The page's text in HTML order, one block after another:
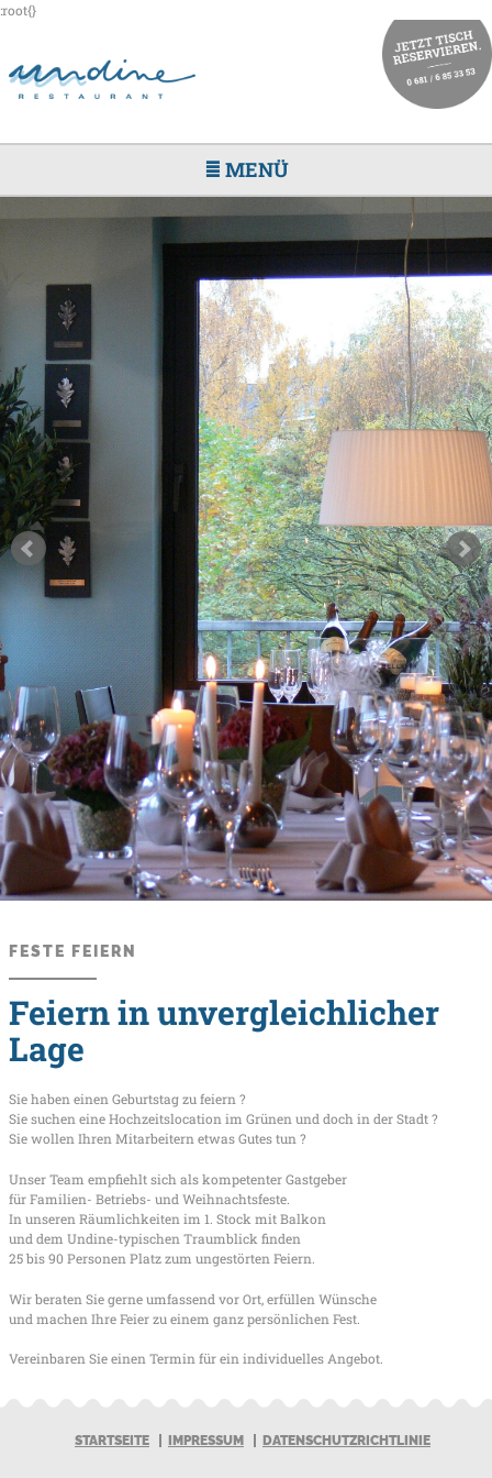
:root{}
≣ MENÜ
FESTE FEIERN
Feiern in unvergleichlicher
Lage
Sie haben einen Geburtstag zu feiern ?
Sie suchen eine Hochzeitslocation im Grünen und doch in der Stadt ?
Sie wollen Ihren Mitarbeitern etwas Gutes tun ?
Unser Team empfiehlt sich als kompetenter Gastgeber
für Familien- Betriebs- und Weihnachtsfeste.
In unseren Räumlichkeiten im 1. Stock mit Balkon
und dem Undine-typischen Traumblick finden
25 bis 90 Personen Platz zum ungestörten Feiern.
Wir beraten Sie gerne umfassend vor Ort, erfüllen Wünsche
und machen Ihre Feier zu einem ganz persönlichen Fest.
Vereinbaren Sie einen Termin für ein individuelles Angebot.
STARTSEITE IMPRESSUM DATENSCHUTZRICHTLINIE